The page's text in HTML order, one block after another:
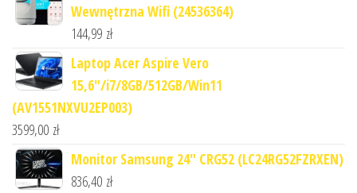
Wewnętrzna Wifi (24536364)
144,99 zł
Laptop Acer Aspire Vero
15,6"/i7/8GB/512GB/Win11
(AV1551NXVU2EP003)
3599,00 zł
Monitor Samsung 24" CRG52 (LC24RG52FZRXEN)
836,40 zł